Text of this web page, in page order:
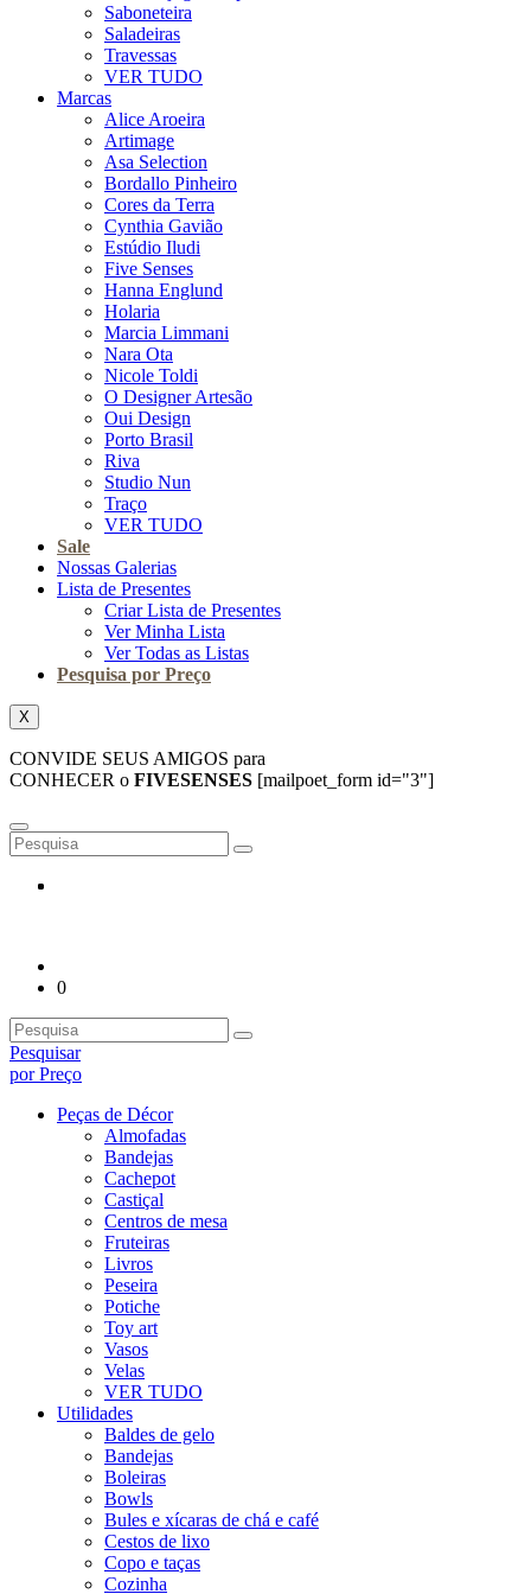
Saboneteira
Saladeiras
Travessas
VER TUDO
Marcas
Alice Aroeira
Artimage
Asa Selection
Bordallo Pinheiro
Cores da Terra
Cynthia Gavião
Estúdio Iludi
Five Senses
Hanna Englund
Holaria
Marcia Limmani
Nara Ota
Nicole Toldi
O Designer Artesão
Oui Design
Porto Brasil
Riva
Studio Nun
Traço
VER TUDO
Sale
Nossas Galerias
Lista de Presentes
Criar Lista de Presentes
Ver Minha Lista
Ver Todas as Listas
Pesquisa por Preço
X
CONVIDE SEUS AMIGOS para
CONHECER o FIVESENSES [mailpoet_form id="3"]
0
Pesquisar
por Preço
Peças de Décor
Almofadas
Bandejas
Cachepot
Castiçal
Centros de mesa
Fruteiras
Livros
Peseira
Potiche
Toy art
Vasos
Velas
VER TUDO
Utilidades
Baldes de gelo
Bandejas
Boleiras
Bowls
Bules e xícaras de chá e café
Cestos de lixo
Copo e taças
Cozinha